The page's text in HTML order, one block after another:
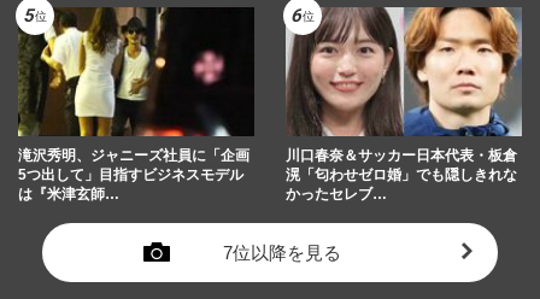
滝沢秀明、ジャニーズ社員に「企画
5つ出して」目指すビジネスモデル
は『米津玄師…
川口春奈＆サッカー日本代表・板倉
滉「匂わせゼロ婚」でも隠しきれな
かったセレブ…
7位以降を見る